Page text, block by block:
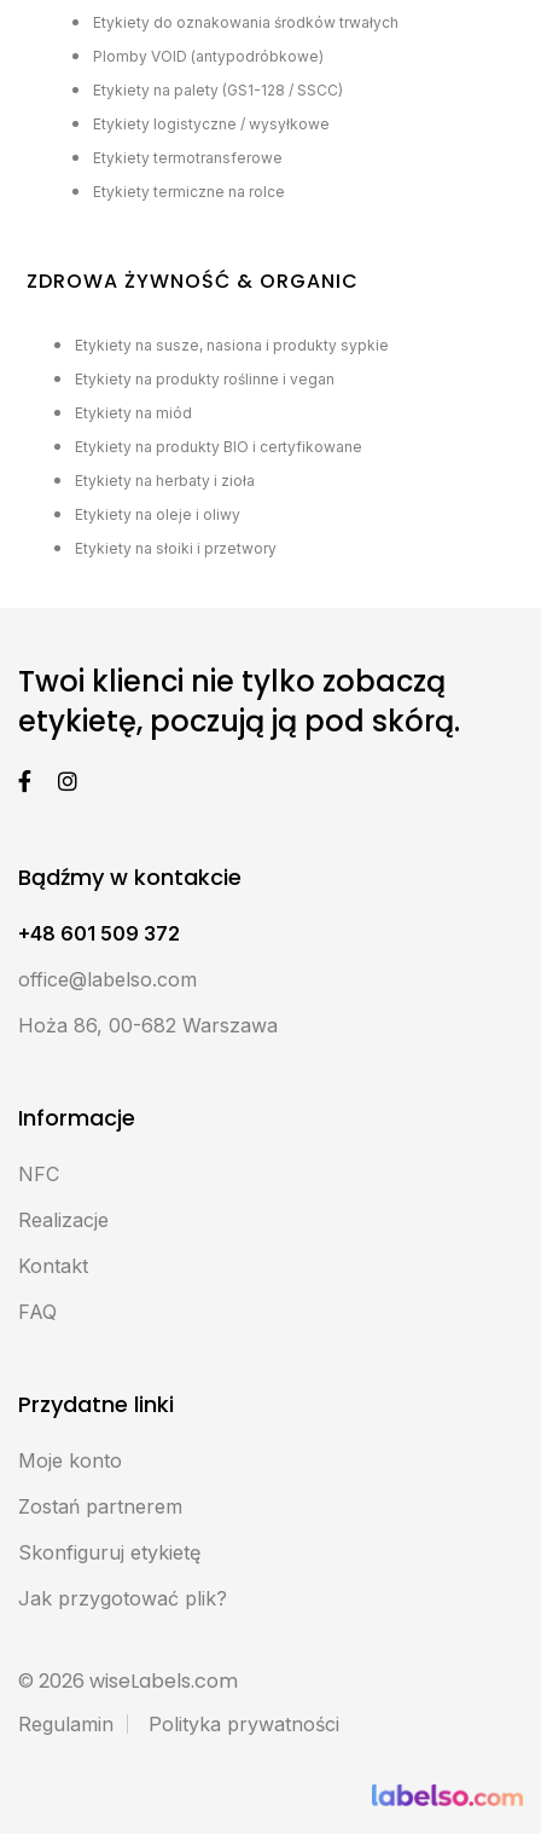
Etykiety do oznakowania środków trwałych
Plomby VOID (antypodróbkowe)
Etykiety na palety (GS1-128 / SSCC)
Etykiety logistyczne / wysyłkowe
Etykiety termotransferowe
Etykiety termiczne na rolce
ZDROWA ŻYWNOŚĆ & ORGANIC
Etykiety na susze, nasiona i produkty sypkie
Etykiety na produkty roślinne i vegan
Etykiety na miód
Etykiety na produkty BIO i certyfikowane
Etykiety na herbaty i zioła
Etykiety na oleje i oliwy
Etykiety na słoiki i przetwory
Twoi klienci nie tylko zobaczą
etykietę, poczują ją pod skórą.
Bądźmy w kontakcie
+48 601 509 372
office@labelso.com
Hoża 86, 00-682 Warszawa
Informacje
NFC
Realizacje
Kontakt
FAQ
Przydatne linki
Moje konto
Zostań partnerem
Skonfiguruj etykietę
Jak przygotować plik?
© 2026 wiseLabels.com
Regulamin Polityka prywatności